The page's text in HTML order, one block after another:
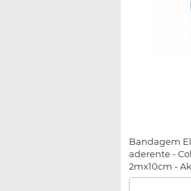
Bandagem
aderente -
2mx10cm -